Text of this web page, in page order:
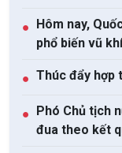
● Hôm nay,
phổ biến vũ
● Thúc đẩy hợp
● Phó Chủ tịch
đua theo kết